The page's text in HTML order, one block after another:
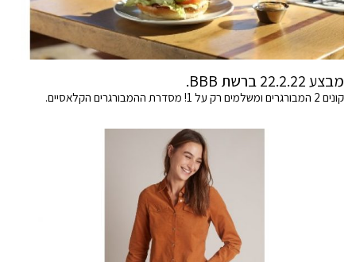
מבצע 22.2.22 ברשת BBB.
קונים 2 המבורגרים ומשלמים רק על 1! מסדרת ההמבורגרים הקלאסיים.